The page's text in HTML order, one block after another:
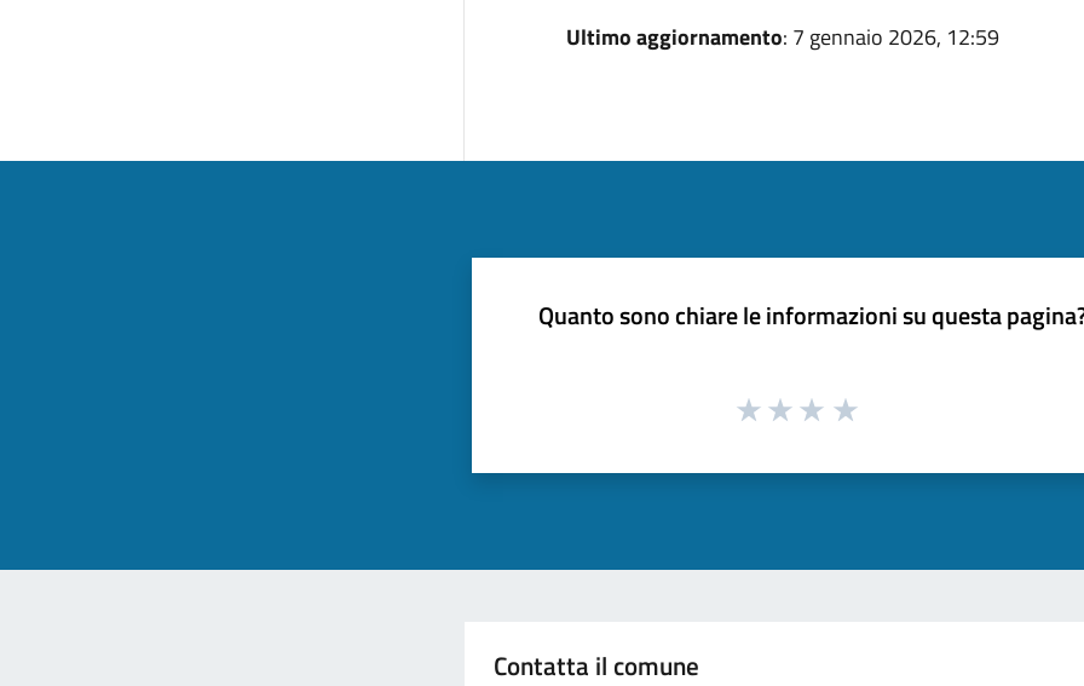
Ultimo aggiornamento: 7 gennaio 2026, 12:59
Quanto sono chiare le informazioni su questa
Contatta il comune